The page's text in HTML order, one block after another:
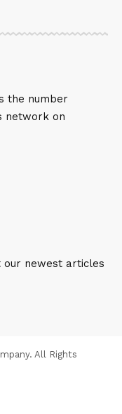
the number
network on
newest articles
All Rights